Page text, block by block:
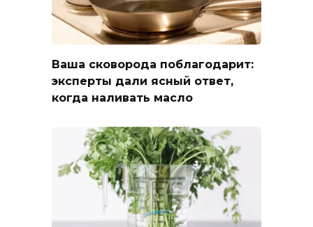
Ваша сковорода поблагодарит:
эксперты дали ясный ответ,
когда наливать масло